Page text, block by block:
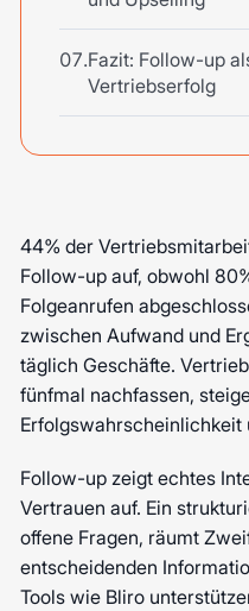
Fazit: Follow-up
Vertriebserfolg
44% der
Follow-up auf, obwohl
Folgeanrufen
zwischen Aufwand und
täglich Geschäfte.
fünfmal nachfassen,
Follow-up zeigt echtes
Vertrauen auf. Ein
offene Fragen, räumt
entscheidenden
Tools wie Bliro